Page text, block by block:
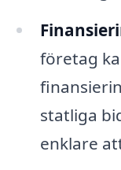
företag
statliga
enklare